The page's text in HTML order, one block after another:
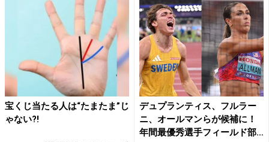
宝くじ当たる人は“たまたま”じ
ゃない?!
デュプランティス、フルラー
ニ、オールマンらが候補に！
年間最優秀選手フィールド部